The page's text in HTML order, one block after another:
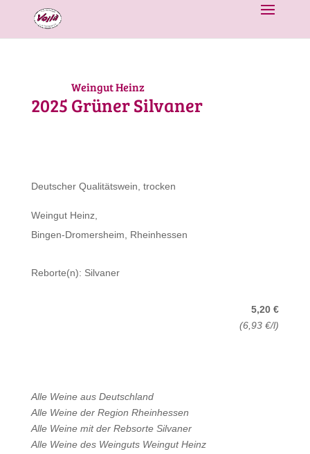
2025
Weingut Heinz
Grüner Silvaner
Deutscher Qualitätswein, trocken
Weingut Heinz,
Bingen-Dromersheim, Rheinhessen
Reborte(n): Silvaner
5,20 €
(6,93 €/l)
Alle Weine aus Deutschland
Alle Weine der Region Rheinhessen
Alle Weine mit der Rebsorte Silvaner
Alle Weine des Weinguts Weingut Heinz